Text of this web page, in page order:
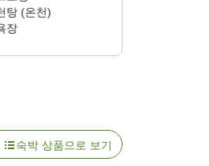
탕 (온천)
장
숙박 상품으로 보기